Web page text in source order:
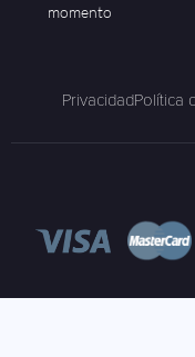
momento
PrivacidadPolítica